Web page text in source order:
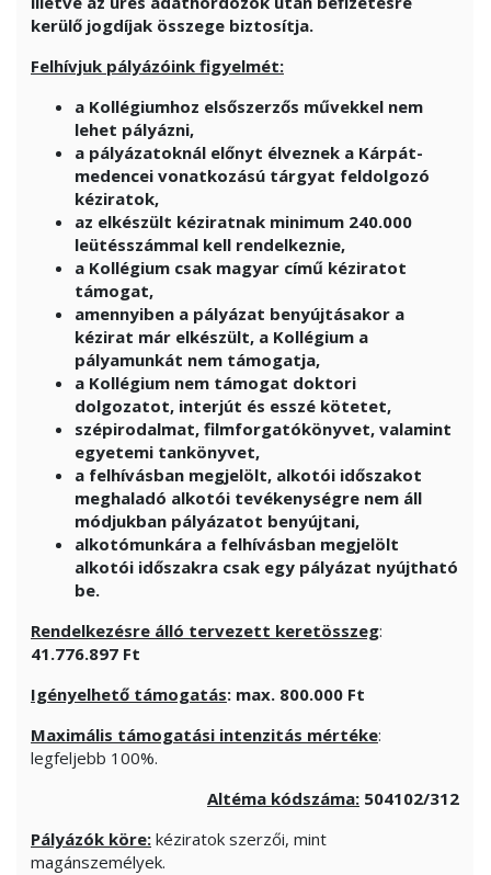
kerülő jogdíjak összege biztosítja.
Felhívjuk pályázóink figyelmét:
a Kollégiumhoz elsőszerzős művekkel nem
lehet pályázni,
a pályázatoknál előnyt élveznek a Kárpát-
medencei vonatkozású tárgyat feldolgozó
kéziratok,
az elkészült kéziratnak minimum 240.000
leütésszámmal kell rendelkeznie,
a Kollégium csak magyar című kéziratot
támogat,
amennyiben a pályázat benyújtásakor a
kézirat már elkészült, a Kollégium a
pályamunkát nem támogatja,
a Kollégium nem támogat doktori
dolgozatot, interjút és esszé kötetet,
szépirodalmat, filmforgatókönyvet, valamint
egyetemi tankönyvet,
a felhívásban megjelölt, alkotói időszakot
meghaladó alkotói tevékenységre nem áll
módjukban pályázatot benyújtani,
alkotómunkára a felhívásban megjelölt
alkotói időszakra csak egy pályázat nyújtható
be.
Rendelkezésre álló tervezett keretösszeg:
41.776.897 Ft
Igényelhető támogatás: max. 800.000 Ft
Maximális támogatási intenzitás mértéke:
legfeljebb 100%.
Altéma kódszáma: 504102/312
Pályázók köre: kéziratok szerzői, mint
magánszemélyek.